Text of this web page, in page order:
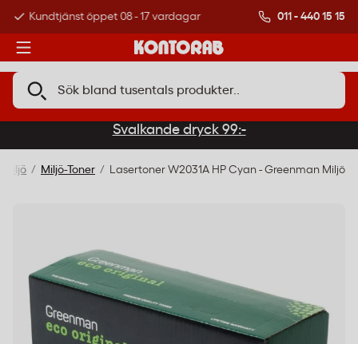
Kundtjänst öppet 08 - 17 vardagar Över 500 000
011 - 440 15 15
Svalkande dryck 99:-
Miljö Miljö-Toner Lasertoner W2031A HP Cyan - Greenman Miljö